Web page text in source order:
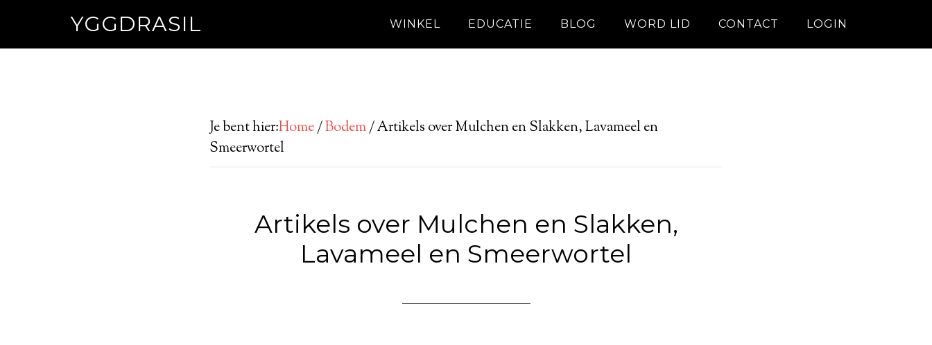
YGGDRASIL WINKEL EDUCATIE BLOG WORD LID CONTACT LOGIN
Je bent hier:Home/Bodem/Artikels over Mulchen en Slakken, Lavameel en
Smeerwortel
Artikels over Mulchen en Slakken,
Lavameel en Smeerwortel